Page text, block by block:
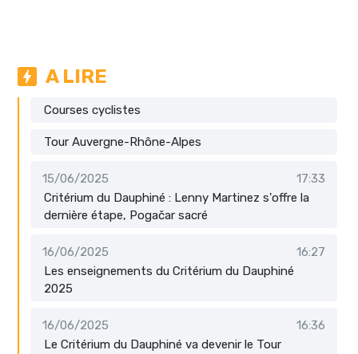
A LIRE
Courses cyclistes
Tour Auvergne-Rhône-Alpes
15/06/2025
17:33
Critérium du Dauphiné : Lenny Martinez s'offre la
dernière étape, Pogačar sacré
16/06/2025
16:27
Les enseignements du Critérium du Dauphiné
2025
16/06/2025
16:36
Le Critérium du Dauphiné va devenir le Tour